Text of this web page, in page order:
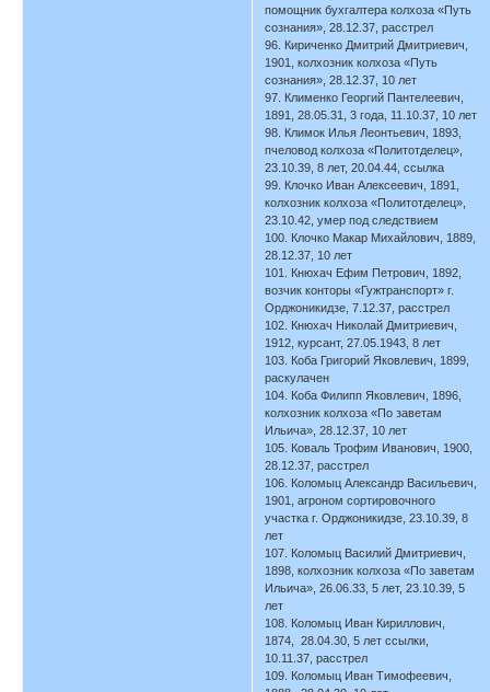
помощник бухгалтера колхоза «Путь
сознания», 28.12.37, расстрел
96. Кириченко Дмитрий Дмитриевич,
1901, колхозник колхоза «Путь
сознания», 28.12.37, 10 лет
97. Клименко Георгий Пантелеевич,
1891, 28.05.31, 3 года, 11.10.37, 10 лет
98. Климок Илья Леонтьевич, 1893,
пчеловод колхоза «Политотделец»,
23.10.39, 8 лет, 20.04.44, ссылка
99. Клочко Иван Алексеевич, 1891,
колхозник колхоза «Политотделец»,
23.10.42, умер под следствием
100. Клочко Макар Михайлович, 1889,
28.12.37, 10 лет
101. Кнюхач Ефим Петрович, 1892,
возчик конторы «Гужтранспорт» г.
Орджоникидзе, 7.12.37, расстрел
102. Кнюхач Николай Дмитриевич,
1912, курсант, 27.05.1943, 8 лет
103. Коба Григорий Яковлевич, 1899,
раскулачен
104. Коба Филипп Яковлевич, 1896,
колхозник колхоза «По заветам
Ильича», 28.12.37, 10 лет
105. Коваль Трофим Иванович, 1900,
28.12.37, расстрел
106. Коломыц Александр Васильевич,
1901, агроном сортировочного
участка г. Орджоникидзе, 23.10.39, 8
лет
107. Коломыц Василий Дмитриевич,
1898, колхозник колхоза «По заветам
Ильича», 26.06.33, 5 лет, 23.10.39, 5
лет
108. Коломыц Иван Кириллович,
1874, 28.04.30, 5 лет ссылки,
10.11.37, расстрел
109. Коломыц Иван Тимофеевич,